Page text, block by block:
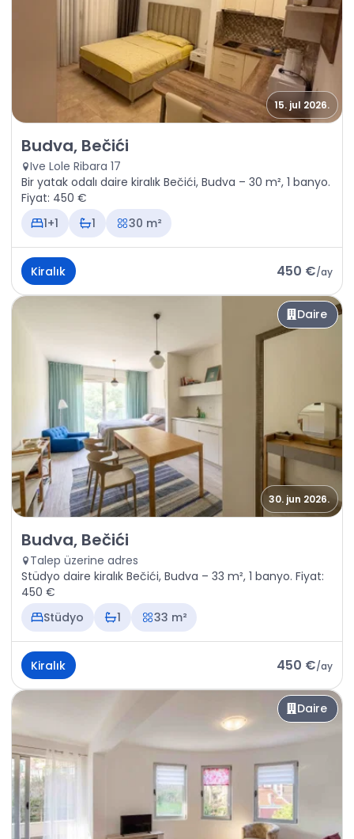
15. jul 2026.
Kiralık - Daire Budva, Bečići
Budva, Bečići
Ive Lole Ribara 17
Bir yatak odalı daire kiralık Bečići, Budva – 30 m², 1 banyo.
Fiyat: 450 €
1+1
1 30 m²
Kiralık 450 €/ay
Daire
30. jun 2026.
Kiralık - Daire Budva, Bečići
Budva, Bečići
Talep üzerine adres
Stüdyo daire kiralık Bečići, Budva – 33 m², 1 banyo. Fiyat:
450 €
Stüdyo
1 33 m²
Kiralık 450 €/ay
Daire